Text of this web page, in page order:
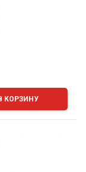
КОРЗИНУ